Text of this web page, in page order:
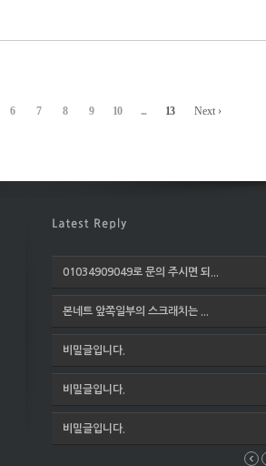
6 7 8 9 10 ... 13 Next ›
01034909049로 문의 주시면 되...
본네트 앞쪽일부의 스크래치는 ...
비밀글입니다.
비밀글입니다.
비밀글입니다.